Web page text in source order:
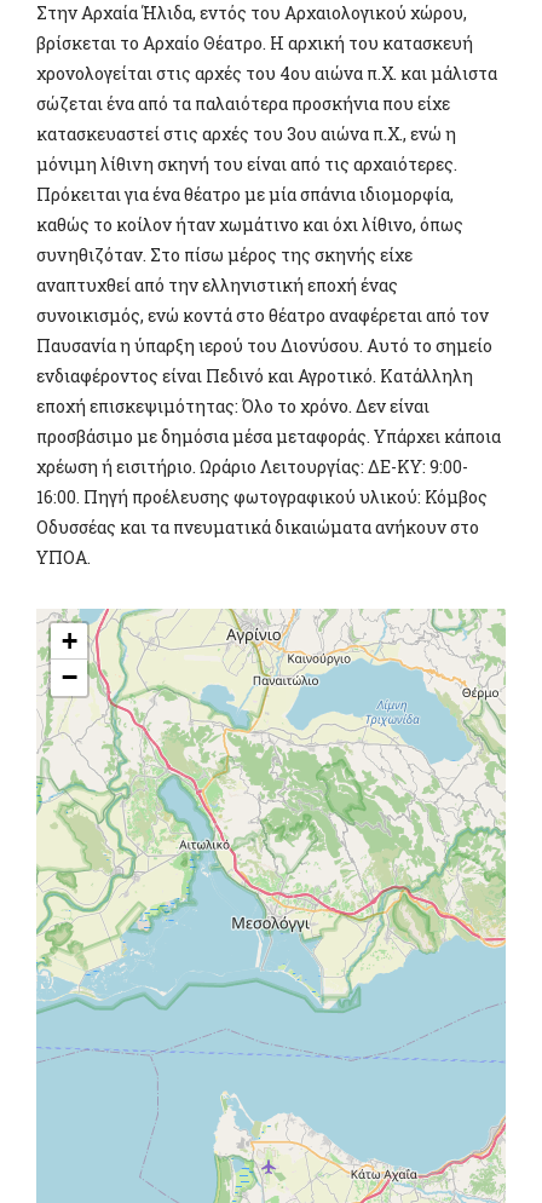
Στην Αρχαία Ήλιδα, εντός του Αρχαιολογικού χώρου,
βρίσκεται το Αρχαίο Θέατρο. Η αρχική του κατασκευή
χρονολογείται στις αρχές του 4ου αιώνα π.Χ. και μάλιστα
σώζεται ένα από τα παλαιότερα προσκήνια που είχε
κατασκευαστεί στις αρχές του 3ου αιώνα π.Χ., ενώ η
μόνιμη λίθινη σκηνή του είναι από τις αρχαιότερες.
Πρόκειται για ένα θέατρο με μία σπάνια ιδιομορφία,
καθώς το κοίλον ήταν χωμάτινο και όχι λίθινο, όπως
συνηθιζόταν. Στο πίσω μέρος της σκηνής είχε
αναπτυχθεί από την ελληνιστική εποχή ένας
συνοικισμός, ενώ κοντά στο θέατρο αναφέρεται από τον
Παυσανία η ύπαρξη ιερού του Διονύσου. Αυτό το σημείο
ενδιαφέροντος είναι Πεδινό και Αγροτικό. Κατάλληλη
εποχή επισκεψιμότητας: Όλο το χρόνο. Δεν είναι
προσβάσιμο με δημόσια μέσα μεταφοράς. Υπάρχει κάποια
χρέωση ή εισιτήριο. Ωράριο Λειτουργίας: ΔΕ-ΚΥ: 9:00-
16:00. Πηγή προέλευσης φωτογραφικού υλικού: Κόμβος
Οδυσσέας και τα πνευματικά δικαιώματα ανήκουν στο
ΥΠΟΑ.
+
−